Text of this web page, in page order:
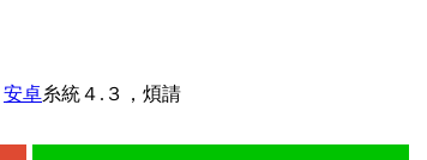
安卓糸統４.３，煩請